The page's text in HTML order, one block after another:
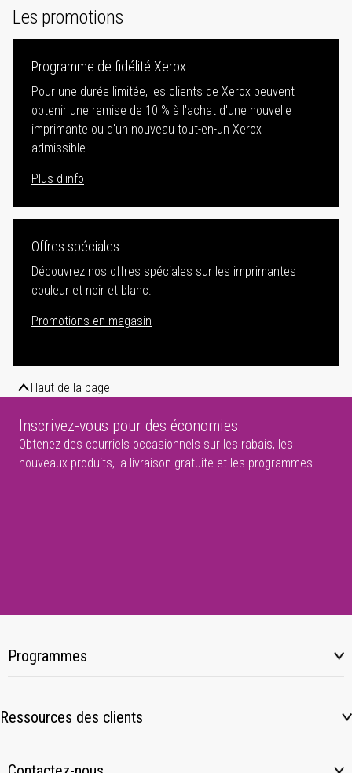
Les promotions
Programme de fidélité Xerox
Pour une durée limitée, les clients de Xerox peuvent
obtenir une remise de 10 % à l'achat d'une nouvelle
imprimante ou d'un nouveau tout-en-un Xerox
admissible.
Plus d'info
Offres spéciales
Découvrez nos offres spéciales sur les imprimantes
couleur et noir et blanc.
Promotions en magasin
Haut de la page
Inscrivez-vous pour des économies.
Obtenez des courriels occasionnels sur les rabais, les
nouveaux produits, la livraison gratuite et les programmes.
Programmes
Ressources des clients